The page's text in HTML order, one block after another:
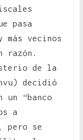
pasa
más vecinos
razón.
de la
decidió
un “banco
a
pero se